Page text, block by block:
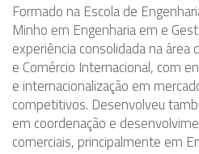
Formado na Escola de
Minho em Engenharia em e
experiência consolidada na área
e Comércio Internacional, com
e internacionalização em
competitivos. Desenvolveu
em coordenação e
comerciais, principalmente em